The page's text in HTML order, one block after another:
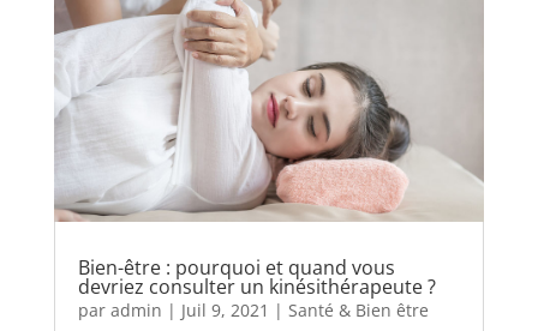
Bien-être : pourquoi et quand vous
devriez consulter un kinésithérapeute ?
par admin | Juil 9, 2021 | Santé & Bien être